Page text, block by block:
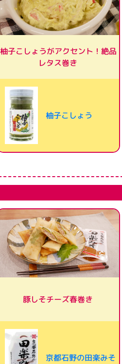
柚子こしょうがアクセント！絶品
レタス巻き
柚子こしょう
豚しそチーズ春巻き
京都石野の田楽みそ